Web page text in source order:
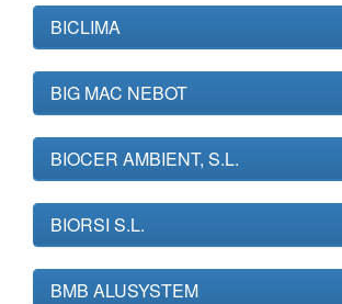
BICLIMA
BIG MAC NEBOT
BIOCER AMBIENT, S.L.
BIORSI S.L.
BMB ALUSYSTEM